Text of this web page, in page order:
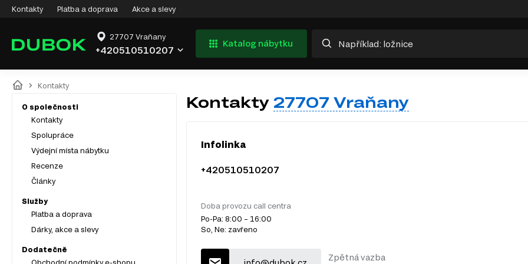
Kontakty Platba a doprava Akce a slevy
27707 Vraňany
+420510510207
Katalog nábytku
Kontakty
O společnosti
Kontakty
Spolupráce
Výdejní místa nábytku
Recenze
Články
Služby
Platba a doprava
Dárky, akce a slevy
Dodatečně
Obchodní podmínky e-shopu
Kontakty 27707 Vraňany
Infolinka
+420510510207
Doba provozu call centra
Po-Pa: 8:00 – 16:00
So, Ne: zavřeno
Zpětná vazba